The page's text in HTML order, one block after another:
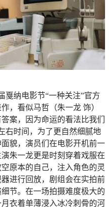
戛纳电影节“一种关注”官方
，看似马哲（朱一龙 饰）
案，因为命运的看法比我们
右时间，为了更自然细腻地
貌，演员们在电影开机前一
朱一龙更是时刻穿着戏服在
原本的自己，注入角色的灵
进行回放，剧组会在实拍前
节。在一场拍摄难度极大的
衣着单薄浸入冰冷刺骨的河